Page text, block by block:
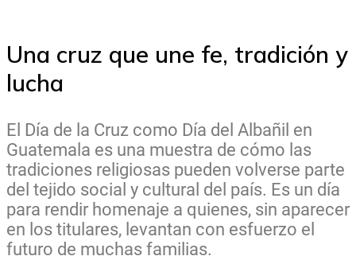
Una cruz que une fe, tradición y
lucha
El Día de la Cruz como Día del Albañil en
Guatemala es una muestra de cómo las
tradiciones religiosas pueden volverse parte
del tejido social y cultural del país. Es un día
para rendir homenaje a quienes, sin aparecer
en los titulares, levantan con esfuerzo el
futuro de muchas familias.